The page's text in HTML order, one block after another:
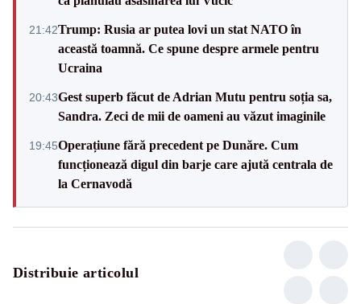
21:42Trump: Rusia ar putea lovi un stat NATO în
această toamnă. Ce spune despre armele pentru
Ucraina
20:43Gest superb făcut de Adrian Mutu pentru soția sa,
Sandra. Zeci de mii de oameni au văzut imaginile
19:45Operațiune fără precedent pe Dunăre. Cum
funcționează digul din barje care ajută centrala de
la Cernavodă
Distribuie articolul